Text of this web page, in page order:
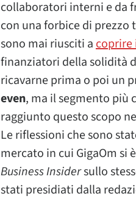
collaboratori interni e da
con una forbice di prezzo
sono mai riusciti acoprire
finanziatori della solidità
ricavarne prima o poi un
even, ma il segmento più
raggiunto questo scopo
Le riflessioni che sono
mercato in cui GigaOm si
Business Insidersullo
stati presidiati dalla